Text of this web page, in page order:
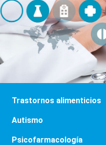
Trastornos alimenticios
Autismo
Psicofarmacología